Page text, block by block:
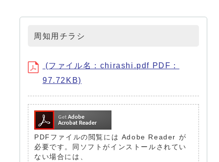
周知用チラシ
(ファイル名：chirashi.pdf PDF：
97.72KB)
PDFファイルの閲覧には Adobe Reader が
必要です。同ソフトがインストールされてい
ない場合には、